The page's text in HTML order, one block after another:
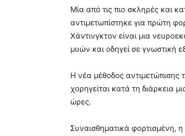
Μία από τις πιο σκληρές και
αντιμετωπίστηκε για πρώτη
Χάντινγκτον είναι μια
μυών και οδηγεί σε γνωστική
Η νέα μέθοδος αντιμετώπισης
χορηγείται κατά τη διάρκεια
ώρες.
Συναισθηματικά φορτισμένη,